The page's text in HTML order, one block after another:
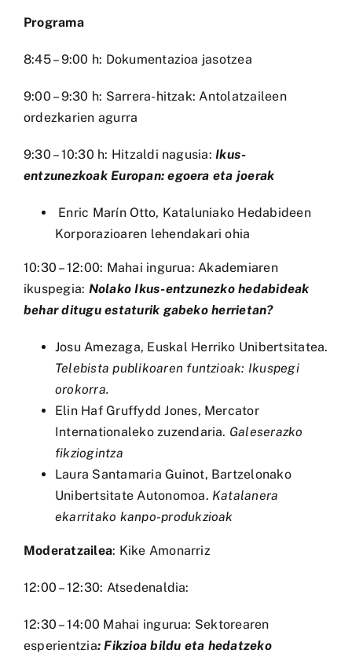
Programa
8:45 – 9:00 h: Dokumentazioa jasotzea
9:00 – 9:30 h: Sarrera-hitzak: Antolatzaileen
ordezkarien agurra
9:30 – 10:30 h: Hitzaldi nagusia: Ikus-
entzunezkoak Europan: egoera eta joerak
Enric Marín Otto, Kataluniako Hedabideen
Korporazioaren lehendakari ohia
10:30 – 12:00: Mahai ingurua: Akademiaren
ikuspegia: Nolako Ikus-entzunezko hedabideak
behar ditugu estaturik gabeko herrietan?
Josu Amezaga, Euskal Herriko Unibertsitatea.
Telebista publikoaren funtzioak: Ikuspegi
orokorra.
Elin Haf Gruffydd Jones, Mercator
Internationaleko zuzendaria. Galeserazko
fikziogintza
Laura Santamaria Guinot, Bartzelonako
Unibertsitate Autonomoa. Katalanera
ekarritako kanpo-produkzioak
Moderatzailea: Kike Amonarriz
12:00 – 12:30: Atsedenaldia:
12:30 – 14:00 Mahai ingurua: Sektorearen
esperientzia: Fikzioa bildu eta hedatzeko